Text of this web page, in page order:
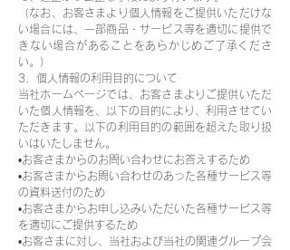
（なお、お客さまより個人情報をご提供いただけな
い場合には、一部商品・サービス等を適切に提供で
きない場合があることをあらかじめご了承くださ
い。）
3．個人情報の利用目的について
当社ホームページでは、お客さまよりご提供いただ
いた個人情報を、以下の目的により、利用させてい
ただきます。以下の利用目的の範囲を超えた取り扱
いはいたしません。
•お客さまからのお問い合わせにお答えするため
•お客さまからお問い合わせのあった各種サービス等
の資料送付のため
•お客さまからお申し込みいただいた各種サービス等
を適切にご提供するため
•お客さまに対し、当社および当社の関連グループ会